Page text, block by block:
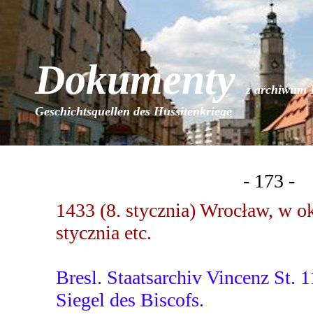
Dokumentyz archiwum
Geschichtsquellen des Hussitenkriege
- 173 -
1433 (8. stycznia) Wrocław, w
stycznia etc.
Bresl. Staatsarchiv Vincenz St.
Siegel des Biscofs.